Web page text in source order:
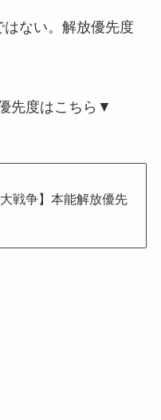
ない。解放優先度
先度はこちら▼
大戦争】本能解放優先